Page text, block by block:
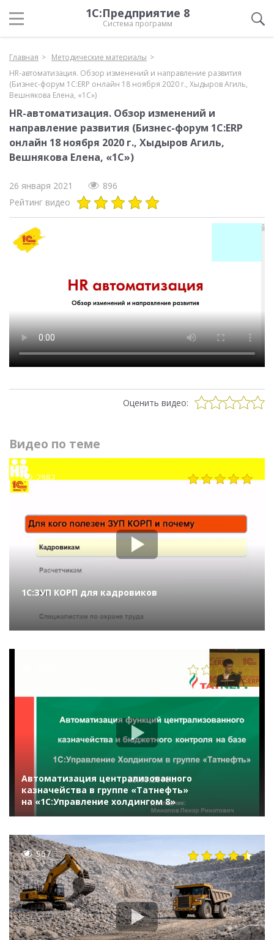
1С:Предприятие 8
Система программ
Главная
Методические материалы
HR-автоматизация. Обзор изменений и направление развития
(Бизнес-форум 1С:ERP онлайн 18 ноября 2020 г., Хыдыров Агиль,
Вешнякова Елена, «1С»)
HR-автоматизация. Обзор изменений и
направление развития (Бизнес-форум 1С:ERP
онлайн 18 ноября 2020 г., Хыдыров Агиль,
Вешнякова Елена, «1С»)
26 января 2021
896
Рейтинг видео
Оценить видео:
Видео по теме
2982
1С:ЗУП КОРП для кадровиков
Автоматизация централизованного
казначейства в группе «Татнефть»
на «1С:Управление холдингом 8»
967